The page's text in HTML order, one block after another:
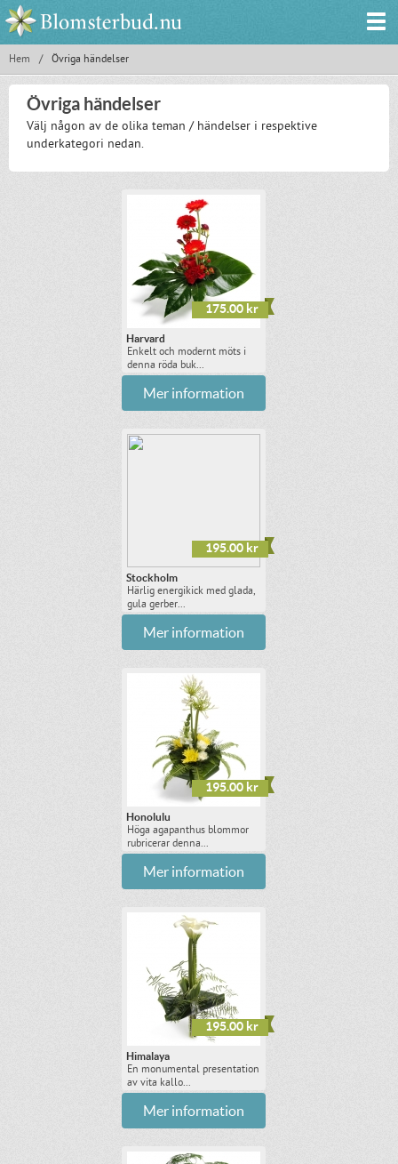
Hem / Övriga händelser
Övriga händelser
Välj någon av de olika teman / händelser i respektive
underkategori nedan.
Harvard
Enkelt och modernt möts i
denna röda buk...
175.00 kr
Mer information
Stockholm
Härlig energikick med glada,
gula gerber...
195.00 kr
Mer information
Honolulu
Höga agapanthus blommor
rubricerar denna...
195.00 kr
Mer information
Himalaya
En monumental presentation
av vita kallo...
195.00 kr
Mer information